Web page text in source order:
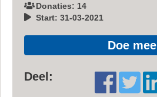
Donaties: 14
Start: 31-03-2021
Doe mee
Deel: